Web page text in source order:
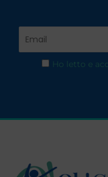
Ho letto e